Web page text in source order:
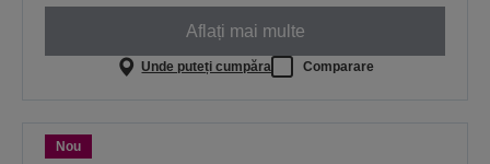
Aflați mai multe
Unde puteți cumpăra Comparare
Nou